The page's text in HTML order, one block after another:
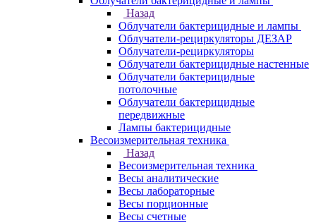
Назад
Облучатели бактерицидные и лампы
Облучатели-рециркуляторы ДЕЗАР
Облучатели-рециркуляторы
Облучатели бактерицидные настенные
Облучатели бактерицидные
потолочные
Облучатели бактерицидные
передвижные
Лампы бактерицидные
Весоизмерительная техника
Назад
Весоизмерительная техника
Весы аналитические
Весы лабораторные
Весы порционные
Весы счетные